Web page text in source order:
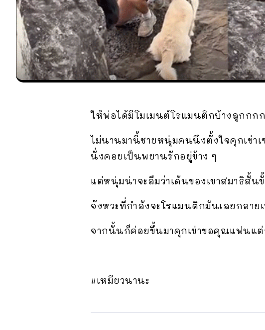
ให้พ่อได้มีโมเมนต์โรแมนติกบ้างลูกกกก
ไม่นานมานี้ชายหนุ่มคนนึงตั้งใจคุกเข่าเ
นั่งคอยเป็นพยานรักอยู่ข้าง ๆ
แต่หนุ่มน่าจะลืมว่าเด้นของเขาสมาธิ
จังหวะที่กำลังจะโรแมนติกมันเลยกลา
จากนั้นก็ค่อยขึ้นมาคุกเข่าขอคุณแฟนแ
#เหมียวนานะ